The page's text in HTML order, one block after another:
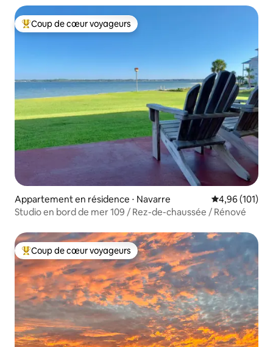
Coups de cœur voyageurs les plus appréciés
Coup de cœur voyageurs
Appartement en résidence ⋅ Navarre Évaluation
4,96 (101)
Studio en bord de mer 109 / Rez-de-chaussée / Rénové
Coups de cœur voyageurs les plus appréciés
Coup de cœur voyageurs